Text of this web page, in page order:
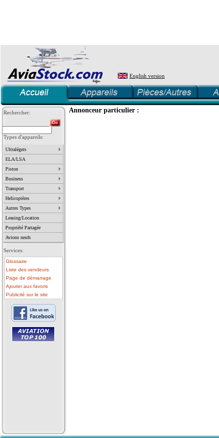
English version
Rechercher:
Types d'appareils:
Ultralégers
ELA/LSA
Piston
Business
Transport
Helicoptères
Autres Types
Leasing/Location
Propriété Partagée
Avions neufs
Services:
Glossaire
Liste des vendeurs
Page de démarrage
Ajouter aux favoris
Publicité sur le site
Annonceur particulier :